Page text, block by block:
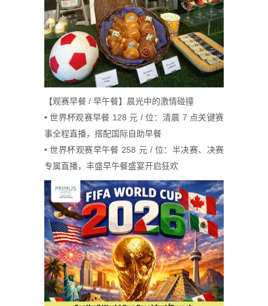
【观赛早餐 / 早午餐】晨光中的激情碰撞
• 世界杯观赛早餐 128 元 / 位：清晨 7 点关键赛
事全程直播，搭配国际自助早餐
• 世界杯观赛早午餐 258 元 / 位：半决赛、决赛
专属直播，丰盛早午餐盛宴开启狂欢